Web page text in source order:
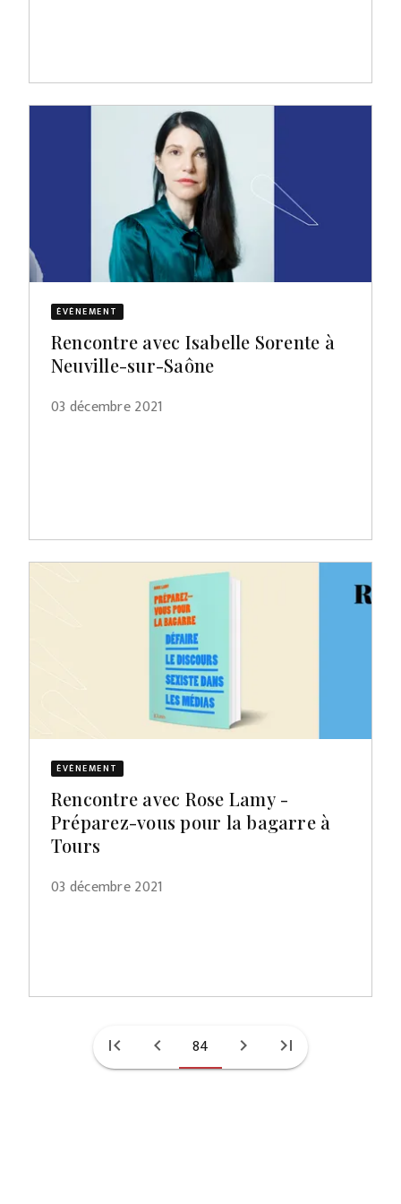
ÉVÈNEMENT
Rencontre avec Isabelle Sorente à
Neuville-sur-Saône
03 décembre 2021
ÉVÈNEMENT
Rencontre avec Rose Lamy -
Préparez-vous pour la bagarre à
Tours
03 décembre 2021
first_page chevron_left 84 chevron_right last_page